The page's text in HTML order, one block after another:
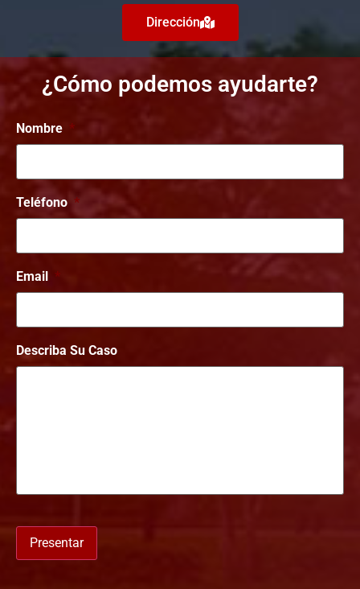
Dirección
¿Cómo podemos ayudarte?
Nombre *
Teléfono *
Email *
Describa Su Caso
Presentar